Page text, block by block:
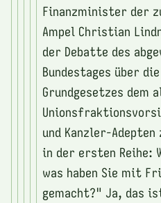
Finanzminister der
Ampel Christian
der Debatte des
Bundestages über
Grundgesetzes dem
und Kanzler-
in der ersten Reihe:
was haben Sie mit
gemacht?" Ja, das